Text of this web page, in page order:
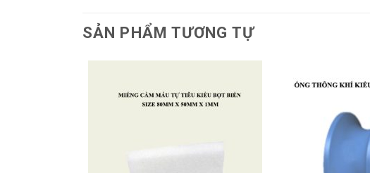
SẢN PHẨM TƯƠNG TỰ